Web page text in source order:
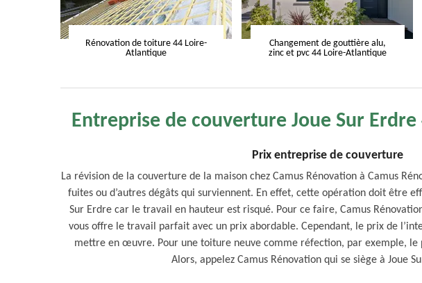
Rénovation de toiture 44 Loire-
Atlantique
Changement de gouttière alu,
zinc et pvc 44 Loire-Atlantique
Entreprise de couverture Joue Sur
Prix entreprise de couverture
La révision de la couverture de la maison chez Camus Rénovation à Camus
fuites ou d’autres dégâts qui surviennent. En effet, cette opération doit être
Sur Erdre car le travail en hauteur est risqué. Pour ce faire, Camus
vous offre le travail parfait avec un prix abordable. Cependant, le prix de
mettre en œuvre. Pour une toiture neuve comme réfection, par exemple, le
Alors, appelez Camus Rénovation qui se siège à Joue